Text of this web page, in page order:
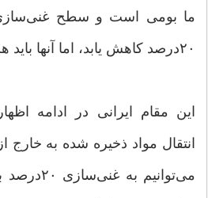
۲۰درصد کاهش یابد، اما آنها باید هزینه آن را بپردازند.»
این مقام ایرانی در ادامه
انتقال مواد ذخیره شده به خارج
می‌توانیم